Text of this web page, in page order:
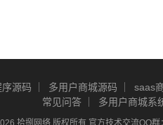
源码 多用户商城源码 saas
常见问答
多用户商城系
拾捌网络 版权所有 官方技术交流QQ